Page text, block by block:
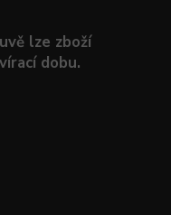
lze zboží
dobu.